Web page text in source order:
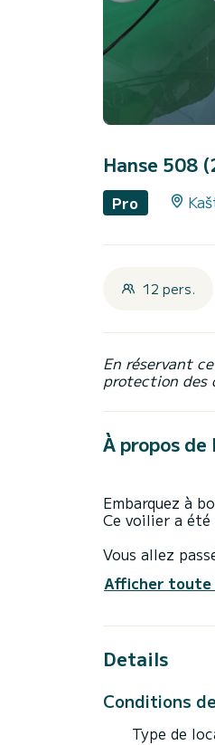
Hanse 508
Pro
12 pers.
En réservant
protection des
À propos de
Embarquez à
Ce voilier a
Vous allez
TV, Haut-
Les demandes
les meilleurs
Afficher toute
Details
Conditions
Type de